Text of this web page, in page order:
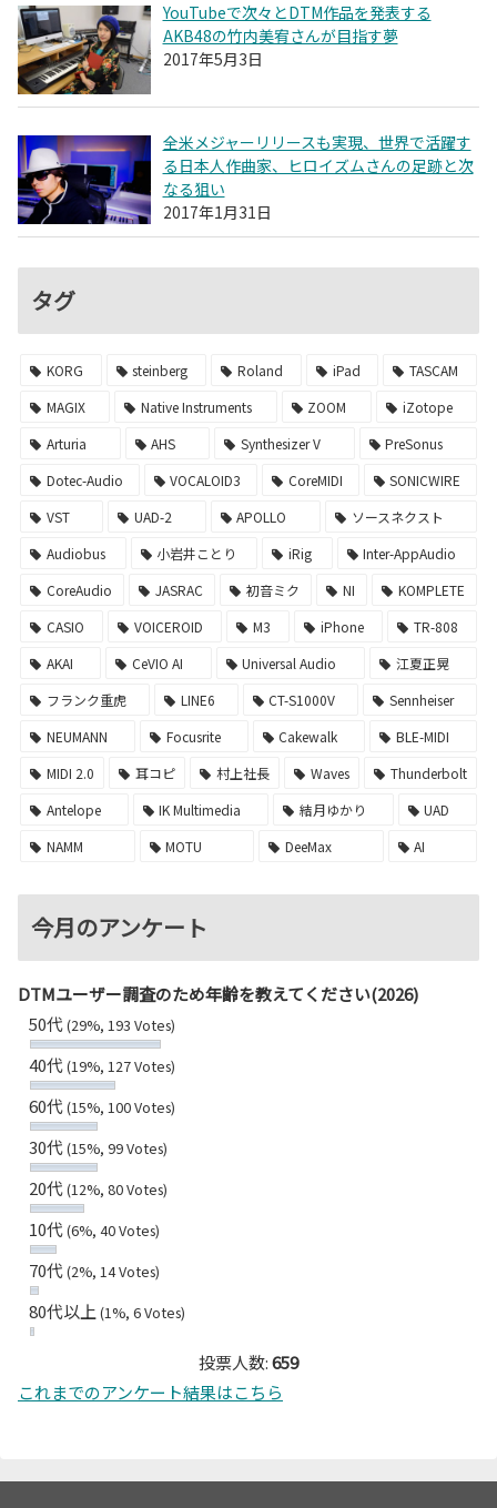
YouTubeで次々とDTM作品を発表する
AKB48の竹内美宥さんが目指す夢
2017年5月3日
全米メジャーリリースも実現、世界で活躍す
る日本人作曲家、ヒロイズムさんの足跡と次
なる狙い
2017年1月31日
タグ
KORG steinberg Roland iPad
TASCAM
MAGIX
Native Instruments ZOOM
iZotope
Arturia
AHS Synthesizer V
PreSonus
Dotec-Audio
VOCALOID3 CoreMIDI
SONICWIRE
VST
UAD-2 APOLLO
ソースネクスト
Audiobus
小岩井ことり iRig
Inter-AppAudio
CoreAudio
JASRAC 初音ミク NI
KOMPLETE
CASIO
VOICEROID M3 iPhone
TR-808
AKAI
CeVIO AI Universal Audio
江夏正晃
フランク重虎
LINE6 CT-S1000V
Sennheiser
NEUMANN
Focusrite Cakewalk
BLE-MIDI
MIDI 2.0
耳コピ 村上社長 Waves
Thunderbolt
Antelope
IK Multimedia 結月ゆかり
UAD
NAMM
MOTU DeeMax AI
今月のアンケート
DTMユーザー調査のため年齢を教えてください(2026)
50代(29%, 193 Votes)
40代(19%, 127 Votes)
60代(15%, 100 Votes)
30代(15%, 99 Votes)
20代(12%, 80 Votes)
10代(6%, 40 Votes)
70代(2%, 14 Votes)
80代以上 (1%, 6 Votes)
投票人数:659
これまでのアンケート結果はこちら